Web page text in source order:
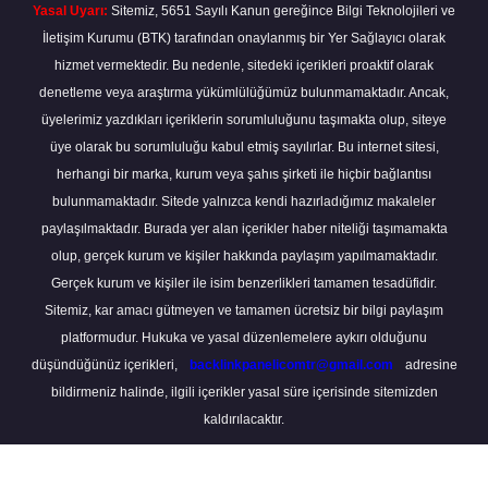
Yasal Uyarı: Sitemiz, 5651 Sayılı Kanun gereğince Bilgi Teknolojileri ve
İletişim Kurumu (BTK) tarafından onaylanmış bir Yer Sağlayıcı olarak
hizmet vermektedir. Bu nedenle, sitedeki içerikleri proaktif olarak
denetleme veya araştırma yükümlülüğümüz bulunmamaktadır. Ancak,
üyelerimiz yazdıkları içeriklerin sorumluluğunu taşımakta olup, siteye
üye olarak bu sorumluluğu kabul etmiş sayılırlar. Bu internet sitesi,
herhangi bir marka, kurum veya şahıs şirketi ile hiçbir bağlantısı
bulunmamaktadır. Sitede yalnızca kendi hazırladığımız makaleler
paylaşılmaktadır. Burada yer alan içerikler haber niteliği taşımamakta
olup, gerçek kurum ve kişiler hakkında paylaşım yapılmamaktadır.
Gerçek kurum ve kişiler ile isim benzerlikleri tamamen tesadüfidir.
Sitemiz, kar amacı gütmeyen ve tamamen ücretsiz bir bilgi paylaşım
platformudur. Hukuka ve yasal düzenlemelere aykırı olduğunu
düşündüğünüz içerikleri,
backlinkpanelicomtr@gmail.com
adresine
bildirmeniz halinde, ilgili içerikler yasal süre içerisinde sitemizden
kaldırılacaktır.